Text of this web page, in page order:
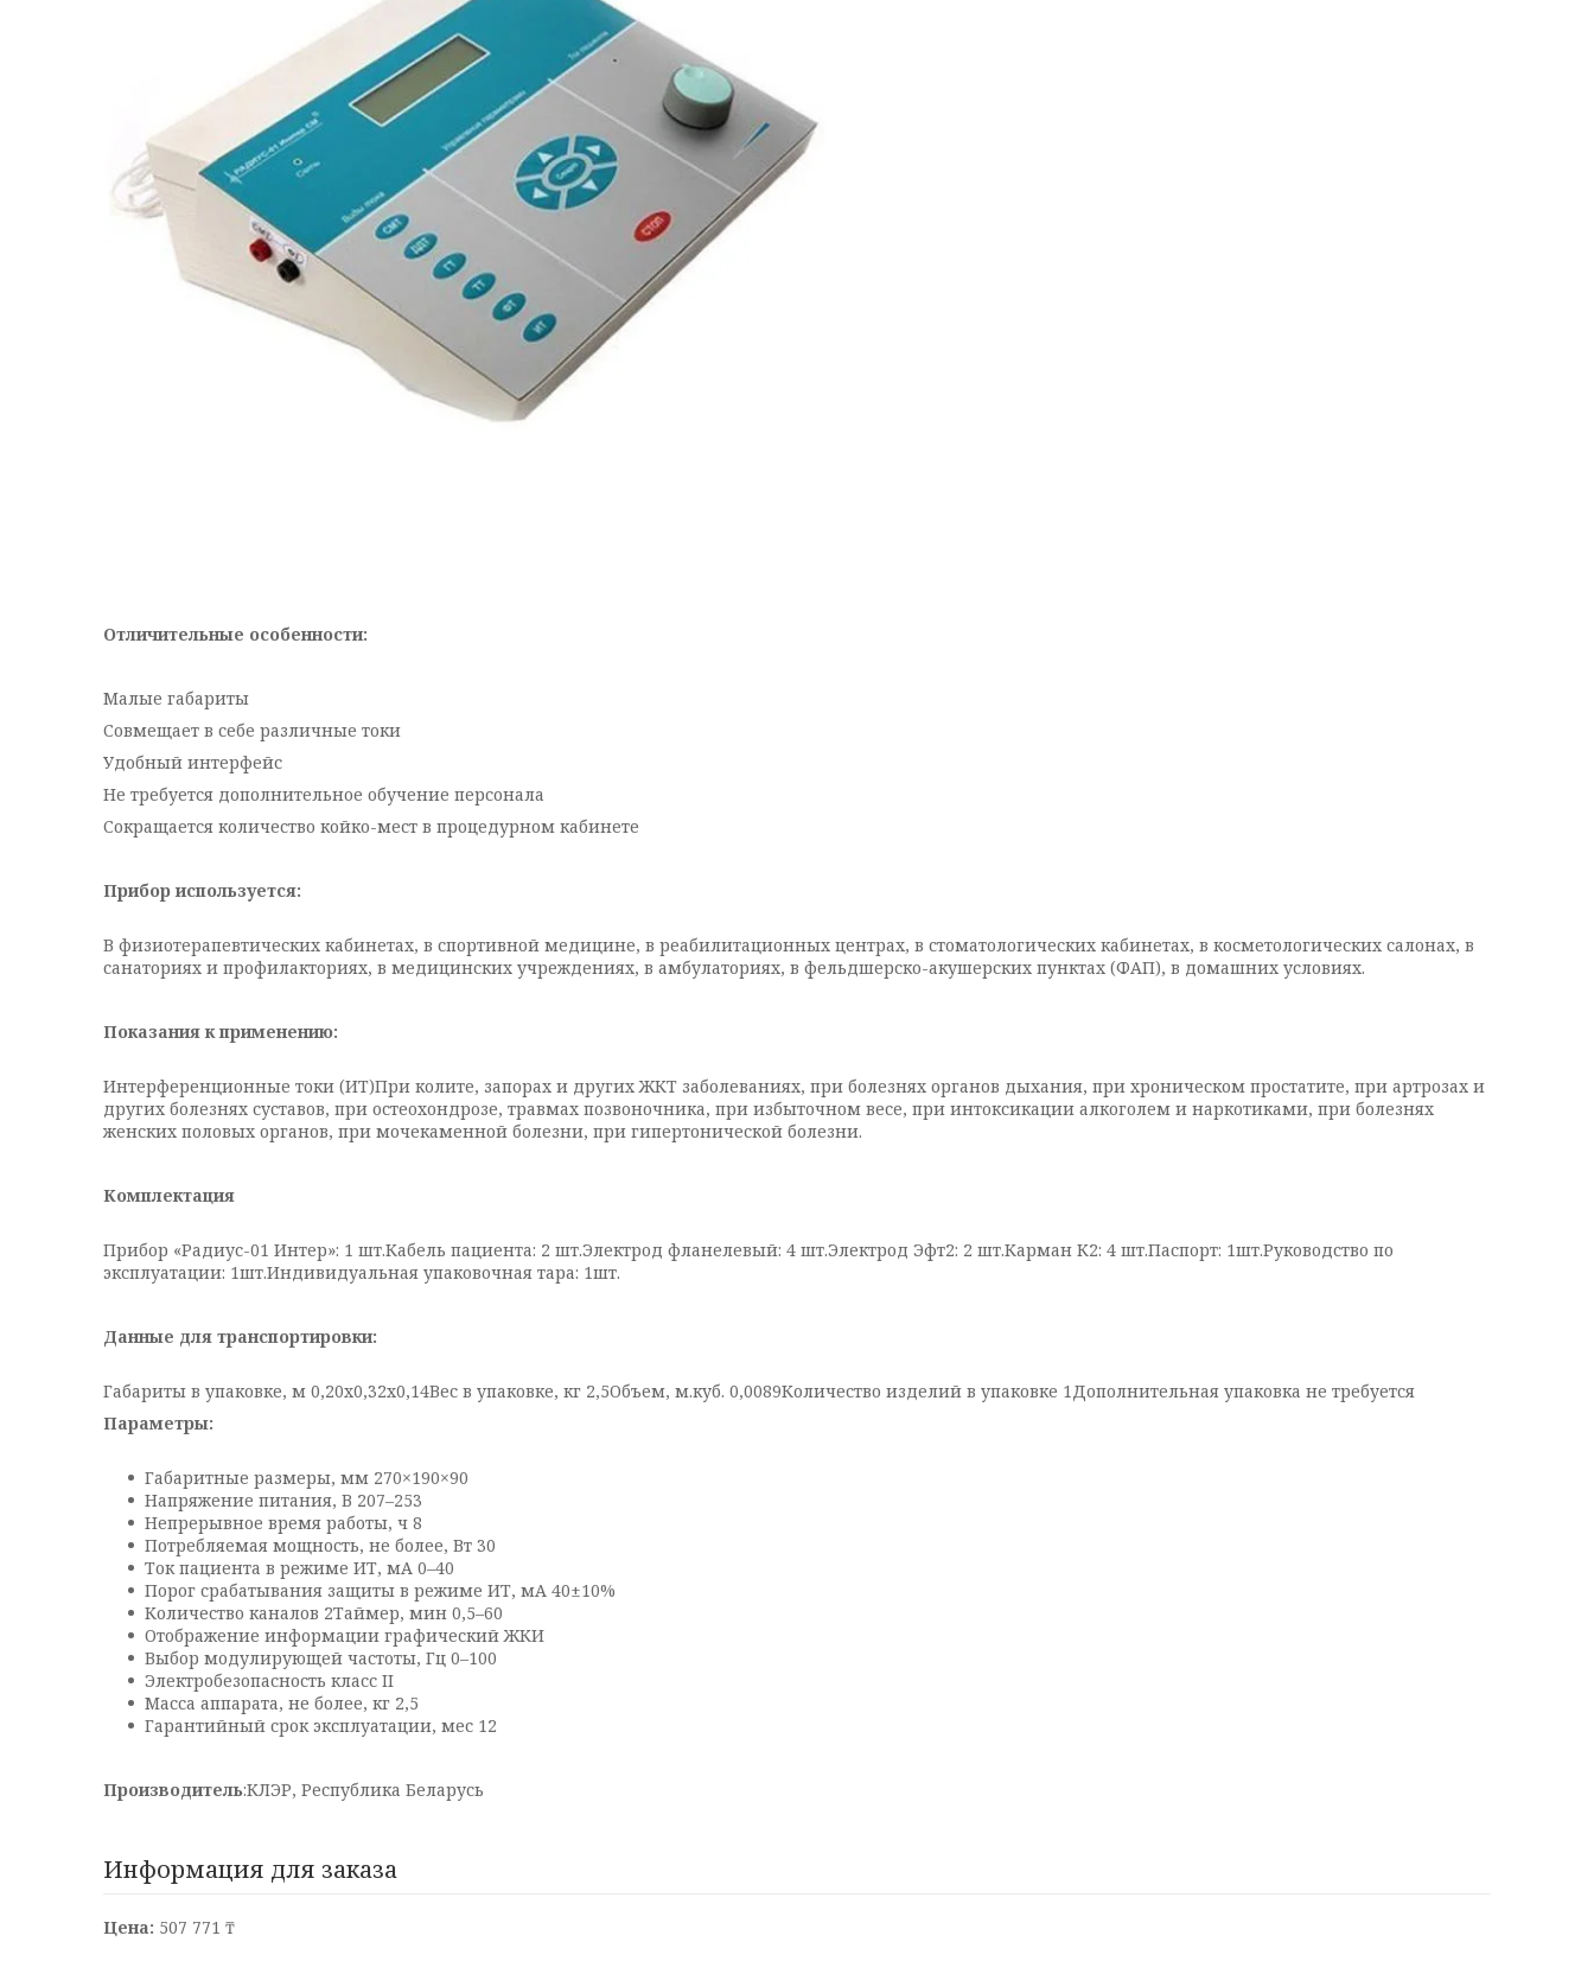
Отличительные особенности:
Малые габариты
Совмещает в себе различные токи
Удобный интерфейс
Не требуется дополнительное обучение персонала
Сокращается количество койко-мест в процедурном кабинете
Прибор используется:
В физиотерапевтических кабинетах, в спортивной медицине, в реабилитационных центрах, в стоматологических кабинетах, в косметологических салонах, в
санаториях и профилакториях, в медицинских учреждениях, в амбулаториях, в фельдшерско-акушерских пунктах (ФАП), в домашних условиях.
Показания к применению:
Интерференционные токи (ИТ)При колите, запорах и других ЖКТ заболеваниях, при болезнях органов дыхания, при хроническом простатите, при артрозах и
других болезнях суставов, при остеохондрозе, травмах позвоночника, при избыточном весе, при интоксикации алкоголем и наркотиками, при болезнях
женских половых органов, при мочекаменной болезни, при гипертонической болезни.
Комплектация
Прибор «Радиус-01 Интер»: 1 шт.Кабель пациента: 2 шт.Электрод фланелевый: 4 шт.Электрод Эфт2: 2 шт.Карман К2: 4 шт.Паспорт: 1шт.Руководство по
эксплуатации: 1шт.Индивидуальная упаковочная тара: 1шт.
Данные для транспортировки:
Габариты в упаковке, м 0,20х0,32х0,14Вес в упаковке, кг 2,5Объем, м.куб. 0,0089Количество изделий в упаковке 1Дополнительная упаковка не требуется
Параметры:
Габаритные размеры, мм 270×190×90
Напряжение питания, В 207–253
Непрерывное время работы, ч 8
Потребляемая мощность, не более, Вт 30
Ток пациента в режиме ИТ, мА 0–40
Порог срабатывания защиты в режиме ИТ, мА 40±10%
Количество каналов 2Таймер, мин 0,5–60
Отображение информации графический ЖКИ
Выбор модулирующей частоты, Гц 0–100
Электробезопасность класс II
Масса аппарата, не более, кг 2,5
Гарантийный срок эксплуатации, мес 12
Производитель:КЛЭР, Республика Беларусь
Информация для заказа
Цена: 507 771 ₸